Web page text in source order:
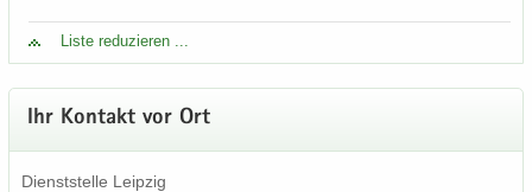
Liste re­du­zie­ren ...
Ihr Kon­takt vor Ort
Dienst­stel­le Leip­zig